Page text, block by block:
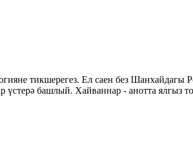
тикшерегез. Ел саен без
үстерә башлый. Хайваннар - анотта